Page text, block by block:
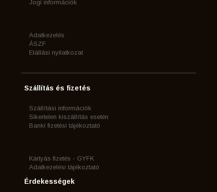
Jogi információk
Adatkezelés
ÁSZF
Elállási nyilatkozat
Szállítás és fizetés
Szállítási információk
Sikertelen kiszállítás esetén
Banki fizetési tájékoztató
Kártyás fizetés - GYFK
Adatkezelési tájékoztató
Érdekességek